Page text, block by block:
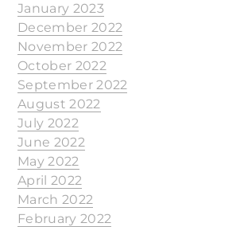
January 2023
December 2022
November 2022
October 2022
September 2022
August 2022
July 2022
June 2022
May 2022
April 2022
March 2022
February 2022